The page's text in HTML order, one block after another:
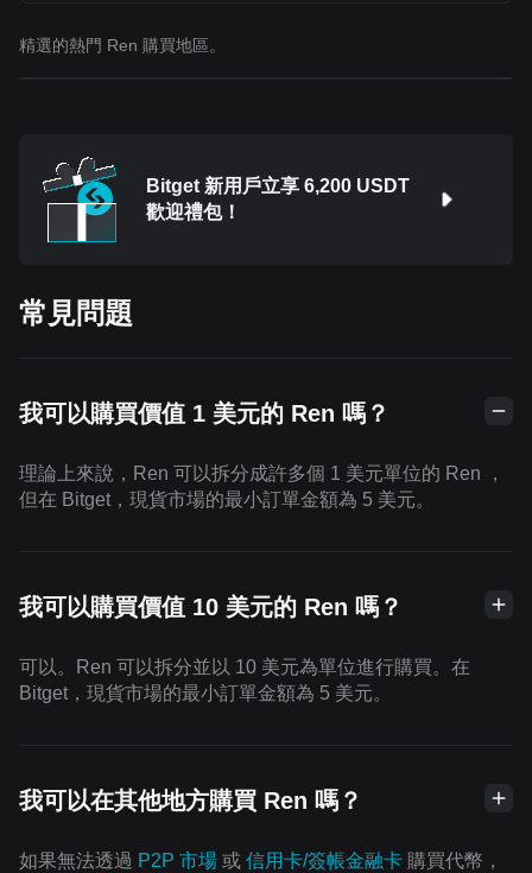
精選的熱門 Ren 購買地區。
Bitget 新用戶立享 6,200 USDT
歡迎禮包！
常見問題
我可以購買價值 1 美元的 Ren 嗎？
理論上來說，Ren 可以拆分成許多個 1 美元單位的 Ren ，
但在 Bitget，現貨市場的最小訂單金額為 5 美元。
我可以購買價值 10 美元的 Ren 嗎？
可以。Ren 可以拆分並以 10 美元為單位進行購買。在
Bitget，現貨市場的最小訂單金額為 5 美元。
我可以在其他地方購買 Ren 嗎？
如果無法透過 P2P 市場 或 信用卡/簽帳金融卡 購買代幣，